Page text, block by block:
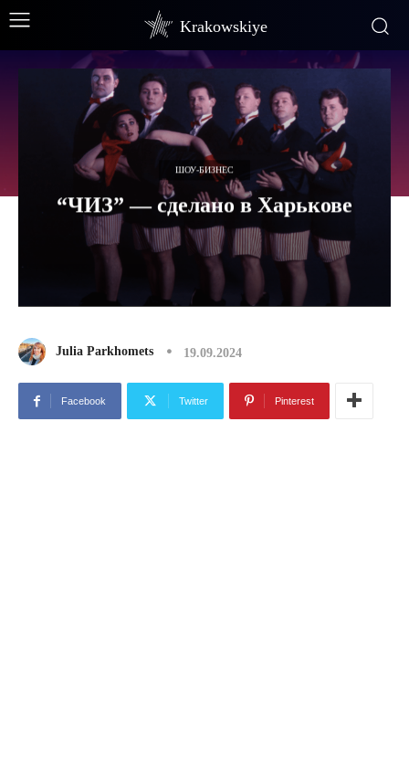
Krakowskiye
ШОУ-БИЗНЕС
“ЧИЗ” — сделано в Харькове
Julia Parkhomets 19.09.2024
Facebook Twitter Pinterest